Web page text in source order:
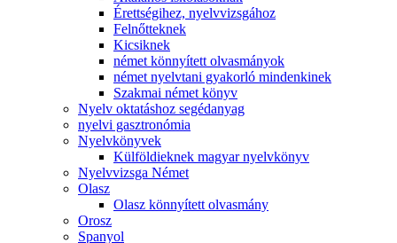
Érettségihez, nyelvvizsgához
Felnőtteknek
Kicsiknek
német könnyített olvasmányok
német nyelvtani gyakorló mindenkinek
Szakmai német könyv
Nyelv oktatáshoz segédanyag
nyelvi gasztronómia
Nyelvkönyvek
Külföldieknek magyar nyelvkönyv
Nyelvvizsga Német
Olasz
Olasz könnyített olvasmány
Orosz
Spanyol